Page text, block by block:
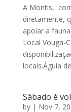
A Montis,
diretamente,
apoiar a
Local Vouga-
locais.Águia
Sábado é
by | Nov 7,